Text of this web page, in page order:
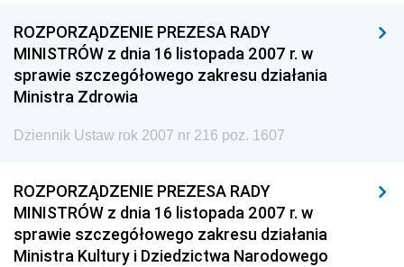
ROZPORZĄDZENIE PREZESA RADY
MINISTRÓW z dnia 16 listopada 2007 r. w
sprawie szczegółowego zakresu działania
Ministra Zdrowia
Dziennik Ustaw rok 2007 nr 216 poz. 1607
ROZPORZĄDZENIE PREZESA RADY
MINISTRÓW z dnia 16 listopada 2007 r. w
sprawie szczegółowego zakresu działania
Ministra Kultury i Dziedzictwa Narodowego